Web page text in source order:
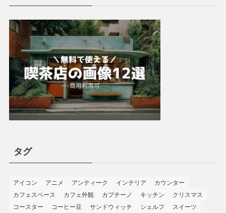
タグ
アイコン アニメ アンティーク インテリア
カウンター
カフェスペース
カフェ外観 カプチーノ キッチン
クリスマス
コースター
コーヒー豆 サンドウィッチ シェルフ スイーツ